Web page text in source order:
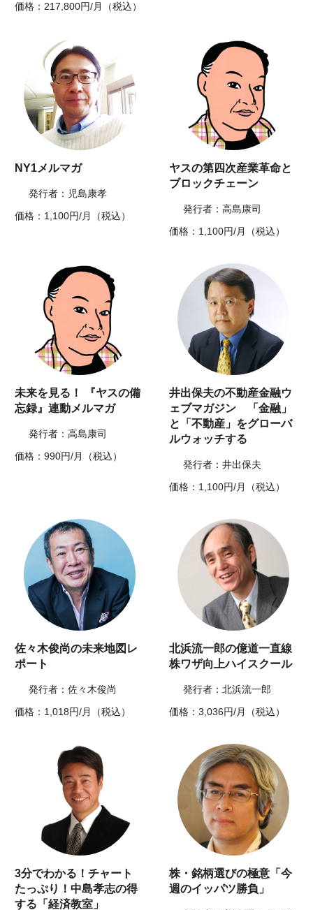
価格：217,800円/月（税込）
NY1メルマガ
発行者：児島康孝
価格：1,100円/月（税込）
ヤスの第四次産業革命と
ブロックチェーン
発行者：高島康司
価格：1,100円/月（税込）
未来を見る！ 『ヤスの備
忘録』連動メルマガ
発行者：高島康司
価格：990円/月（税込）
井出保夫の不動産金融ウ
ェブマガジン 「金融」
と「不動産」をグローバ
ルウォッチする
発行者：井出保夫
価格：1,100円/月（税込）
佐々木俊尚の未来地図レ
ポート
発行者：佐々木俊尚
価格：1,018円/月（税込）
北浜流一郎の億道一直線
株ワザ向上ハイスクール
発行者：北浜流一郎
価格：3,036円/月（税込）
3分でわかる！チャート
たっぷり！中島孝志の得
する「経済教室」
株・銘柄選びの極意「今
週のイッパツ勝負」